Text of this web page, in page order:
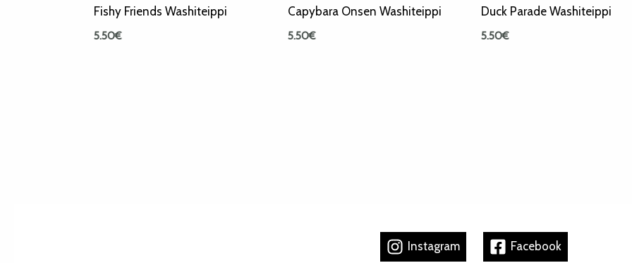
Fishy Friends Washiteippi
5.50€
Capybara Onsen Washiteippi
5.50€
Duck Parade Washiteippi
5.50€
Instagram Facebook